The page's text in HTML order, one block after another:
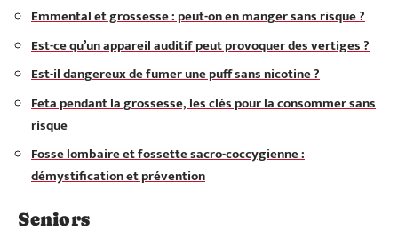
Emmental et grossesse : peut-on en manger sans risque ?
Est-ce qu’un appareil auditif peut provoquer des vertiges ?
Est-il dangereux de fumer une puff sans nicotine ?
Feta pendant la grossesse, les clés pour la consommer sans
risque
Fosse lombaire et fossette sacro-coccygienne :
démystification et prévention
Seniors